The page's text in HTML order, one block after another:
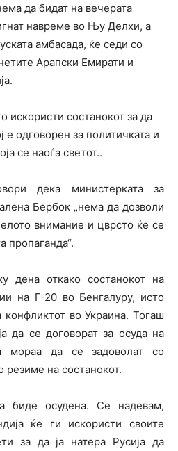
да бидат на вечерата
навреме во Њу Делхи, а
амбасада, ќе седи со
Арапски Емирати и
искористи состанокот за да
е одговорен за политичката и
се наоѓа светот..
дека министерката за
Бербок „нема да дозволи
внимание и цврсто ќе се
пропаганда“.
дена откако состанокот на
на Г-20 во Бенгалуру, исто
во Украина. Тогаш
да се договорат за осуда на
мораа да се задоволат со
резиме на состанокот.
биде осудена. Се надевам,
ќе ги искористи своите
за да ја натера Русија да